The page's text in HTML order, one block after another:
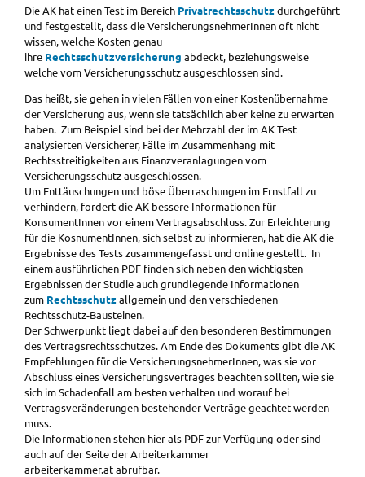
Die AK hat einen Test im Bereich Privatrechtsschutzdurchgeführt
und festgestellt, dass die VersicherungsnehmerInnen oft nicht
wissen, welche Kosten genau
ihre Rechtsschutzversicherung abdeckt, beziehungsweise
welche vom Versicherungsschutz ausgeschlossen sind.
Das heißt, sie gehen in vielen Fällen von einer Kostenübernahme
der Versicherung aus, wenn sie tatsächlich aber keine zu erwarten
haben. Zum Beispiel sind bei der Mehrzahl der im AK Test
analysierten Versicherer, Fälle im Zusammenhang mit
Rechtsstreitigkeiten aus Finanzveranlagungen vom
Versicherungsschutz ausgeschlossen.
Um Enttäuschungen und böse Überraschungen im Ernstfall zu
verhindern, fordert die AK bessere Informationen für
KonsumentInnen vor einem Vertragsabschluss. Zur Erleichterung
für die KosnumentInnen, sich selbst zu informieren, hat die AK die
Ergebnisse des Tests zusammengefasst und online gestellt. In
einem ausführlichen PDF finden sich neben den wichtigsten
Ergebnissen der Studie auch grundlegende Informationen
zum Rechtsschutzallgemein und den verschiedenen
Rechtsschutz-Bausteinen.
Der Schwerpunkt liegt dabei auf den besonderen Bestimmungen
des Vertragsrechtsschutzes. Am Ende des Dokuments gibt die AK
Empfehlungen für die VersicherungsnehmerInnen, was sie vor
Abschluss eines Versicherungsvertrages beachten sollten, wie sie
sich im Schadenfall am besten verhalten und worauf bei
Vertragsveränderungen bestehender Verträge geachtet werden
muss.
Die Informationen stehen hier als PDF zur Verfügung oder sind
auch auf der Seite der Arbeiterkammer
arbeiterkammer.at abrufbar.